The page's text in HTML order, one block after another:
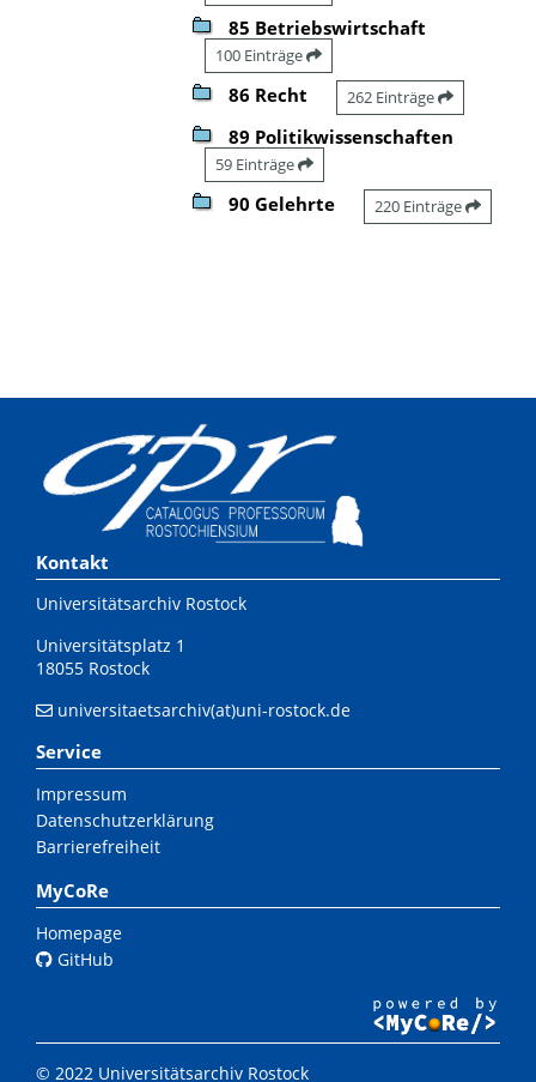
85 Betriebswirtschaft
100 Einträge
86 Recht 262 Einträge
89 Politikwissenschaften
59 Einträge
90 Gelehrte 220 Einträge
Kontakt
Universitätsarchiv Rostock
Universitätsplatz 1
18055 Rostock
universitaetsarchiv(at)uni-rostock.de
Service
Impressum
Datenschutzerklärung
Barrierefreiheit
MyCoRe
Homepage
GitHub
© 2022 Universitätsarchiv Rostock